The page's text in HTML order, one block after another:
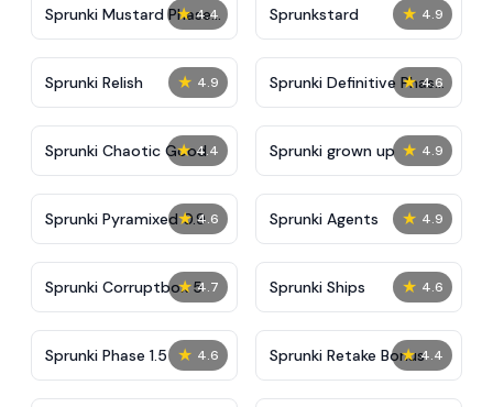
★ 4.4
Sprunki Mustard Phase
2
★ 4.9
Sprunkstard
★ 4.9
Sprunki Relish ★ 4.6
Sprunki Definitive Phase
7
★ 4.4
Sprunki Chaotic Good ★ 4.9
Sprunki grown up
★ 4.6
Sprunki Pyramixed 0.9 ★ 4.9
Sprunki Agents
★ 4.7
Sprunki Corruptbox 5 ★ 4.6
Sprunki Ships
★ 4.6
Sprunki Phase 1.5 ★ 4.4
Sprunki Retake Bonus